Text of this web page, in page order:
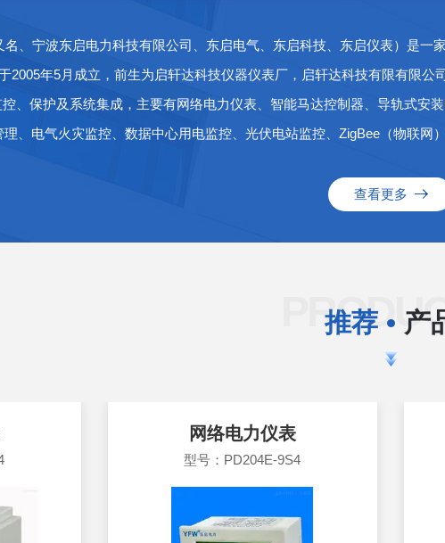
、宁波东启电力科技有限公司、东启电气、东启科技、东启仪表）是
2005年5月成立，前生为启轩达科技仪器仪表厂，启轩达科技有限有限
、保护及系统集成，主要有网络电力仪表、智能马达控制器、导轨式
、电气火灾监控、数据中心用电监控、光伏电站监控、ZigBee（物联
查看更多
推荐 产
网络电力仪表
型号：PD204E-9S4